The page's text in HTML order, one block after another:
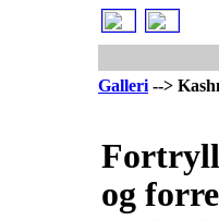
Galleri -->
og